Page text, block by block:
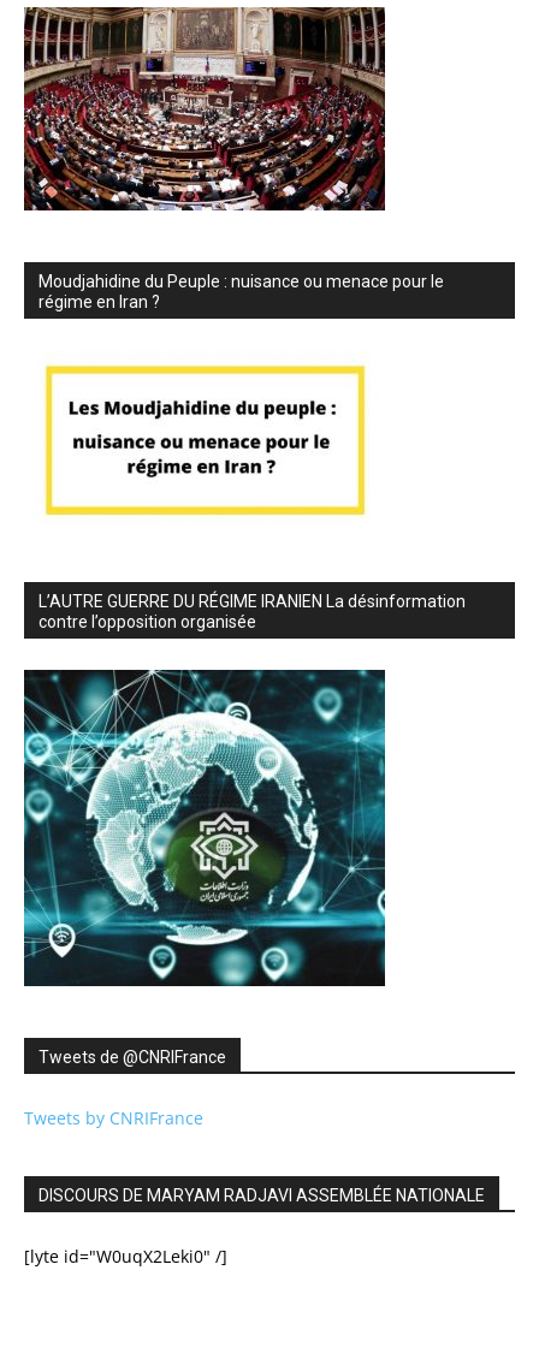
Moudjahidine du Peuple : nuisance ou menace pour le
régime en Iran ?
L’AUTRE GUERRE DU RÉGIME IRANIEN La désinformation
contre l’opposition organisée
Tweets de ‎@CNRIFrance
Tweets by CNRIFrance
DISCOURS DE MARYAM RADJAVI ASSEMBLÉE NATIONALE
[lyte id="W0uqX2Leki0" /]